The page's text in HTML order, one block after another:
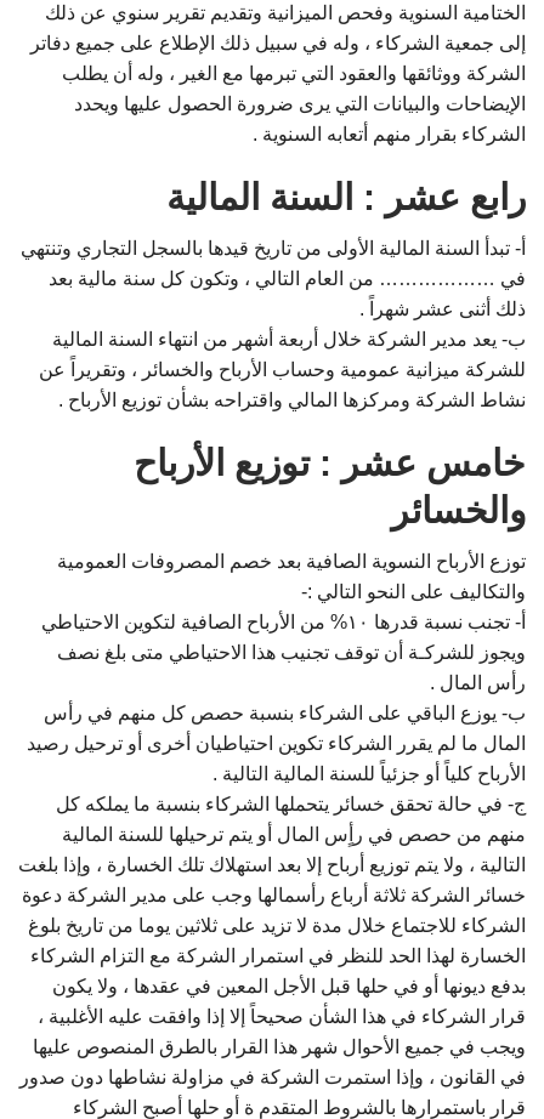
الختامية السنوية وفحص الميزانية وتقديم تقرير سنوي عن ذلك
إلى جمعية الشركاء ، وله في سبيل ذلك الإطلاع على جميع دفاتر
الشركة ووثائقها والعقود التي تبرمها مع الغير ، وله أن يطلب
الإيضاحات والبيانات التي يرى ضرورة الحصول عليها ويحدد
الشركاء بقرار منهم أتعابه السنوية .
رابع عشر : السنة المالية
أ‌- تبدأ السنة المالية الأولى من تاريخ قيدها بالسجل التجاري وتنتهي
في ……………… من العام التالي ، وتكون كل سنة مالية بعد
ذلك أثنى عشر شهراً .
ب‌- يعد مدير الشركة خلال أربعة أشهر من انتهاء السنة المالية
للشركة ميزانية عمومية وحساب الأرباح والخسائر ، وتقريراً عن
نشاط الشركة ومركزها المالي واقتراحه بشأن توزيع الأرباح .
خامس عشر : توزيع الأرباح
والخسائر
توزع الأرباح النسوية الصافية بعد خصم المصروفات العمومية
والتكاليف على النحو التالي :-
أ- تجنب نسبة قدرها ۱۰% من الأرباح الصافية لتكوين الاحتياطي
ويجوز للشركـة أن توقف تجنيب هذا الاحتياطي متى بلغ نصف
رأس المال .
ب- يوزع الباقي على الشركاء بنسبة حصص كل منهم في رأس
المال ما لم يقرر الشركاء تكوين احتياطيان أخرى أو ترحيل رصيد
الأرباح كلياً أو جزئياً للسنة المالية التالية .
ج- في حالة تحقق خسائر يتحملها الشركاء بنسبة ما يملكه كل
منهم من حصص في رأٍس المال أو يتم ترحيلها للسنة المالية
التالية ، ولا يتم توزيع أرباح إلا بعد استهلاك تلك الخسارة ، وإذا بلغت
خسائر الشركة ثلاثة أرباع رأسمالها وجب على مدير الشركة دعوة
الشركاء للاجتماع خلال مدة لا تزيد على ثلاثين يوما من تاريخ بلوغ
الخسارة لهذا الحد للنظر في استمرار الشركة مع التزام الشركاء
بدفع ديونها أو في حلها قبل الأجل المعين في عقدها ، ولا يكون
قرار الشركاء في هذا الشأن صحيحاً إلا إذا وافقت عليه الأغلبية ،
ويجب في جميع الأحوال شهر هذا القرار بالطرق المنصوص عليها
في القانون ، وإذا استمرت الشركة في مزاولة نشاطها دون صدور
قرار باستمرارها بالشروط المتقدم ة أو حلها أصبح الشركاء